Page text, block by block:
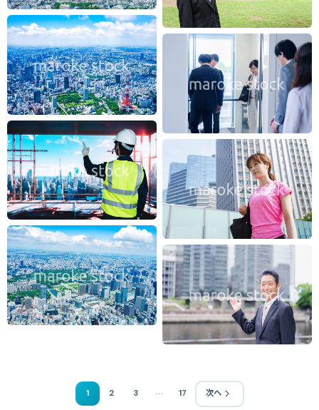
1 2 3 … 17 次へ